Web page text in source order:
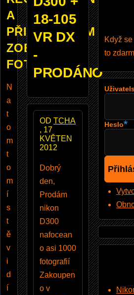
A
PŘIHLÁŠENÝM
ZOBRAZUJE
FOTOBAZAR
N
a
t
o
m
t
o
m
í
s
t
ě
v
i
d
í
18-105
VR DX
-
PRODÁNO
OD TCHA
, 17
KVĚTEN
2012
Dobrý
den,
Prodám
nikon
D300
nafocean
o asi 1000
fotografií
Zakoupen
o v
Když se
to
Heslo